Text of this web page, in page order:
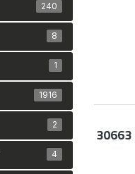
30663
240
8
1
1916
2
4